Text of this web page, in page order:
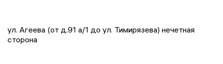
ул. Агеева (от д.91 а/1 до ул. Тимирязева) нечетная
сторона